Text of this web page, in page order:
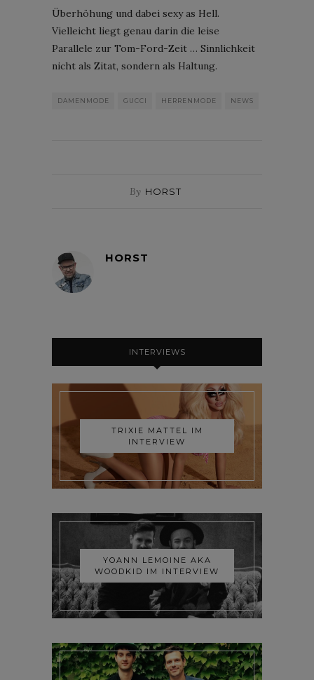
Überhöhung und dabei sexy as Hell.
Vielleicht liegt genau darin die leise
Parallele zur Tom-Ford-Zeit … Sinnlichkeit
nicht als Zitat, sondern als Haltung.
DAMENMODE GUCCI HERRENMODE NEWS
By HORST
HORST
INTERVIEWS
TRIXIE MATTEL IM
INTERVIEW
YOANN LEMOINE AKA
WOODKID IM INTERVIEW